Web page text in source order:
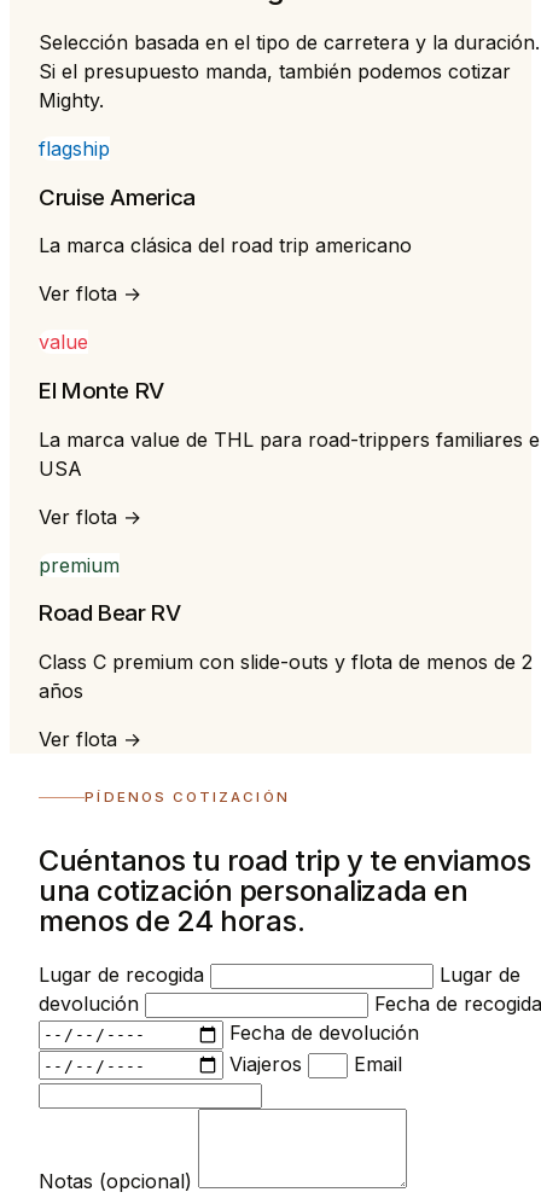
Selección basada en el tipo de carretera y la duración.
Si el presupuesto manda, también podemos cotizar
Mighty.
flagship
Cruise America
La marca clásica del road trip americano
Ver flota →
value
El Monte RV
La marca value de THL para road-trippers familiares
USA
Ver flota →
premium
Road Bear RV
Class C premium con slide-outs y flota de menos de 2
años
Ver flota →
PÍDENOS COTIZACIÓN
Cuéntanos tu road trip y te enviamos
una cotización personalizada en
menos de 24 horas.
Lugar de recogida
Lugar de
devolución
Fecha de recogida
Fecha de devolución
Viajeros
Email
Notas (opcional)